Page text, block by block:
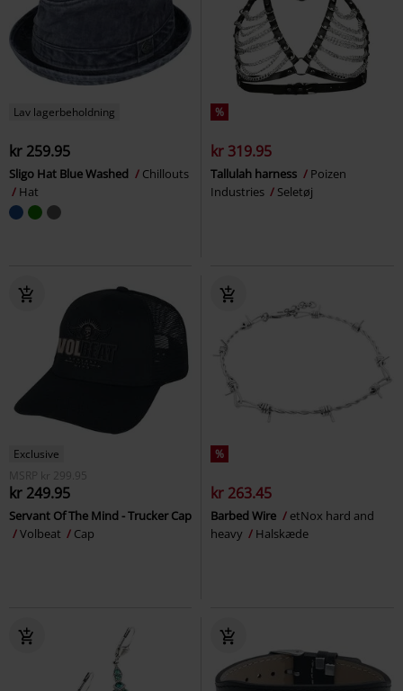
Lav lagerbeholdning
kr 259.95
Sligo Hat Blue Washed
Chillouts
Hat
%
kr 319.95
Tallulah harness
Poizen
Industries
Seletøj
Exclusive
MSRP
kr 299.95
kr 249.95
Servant Of The Mind - Trucker Cap
Volbeat
Cap
%
kr 263.45
Barbed Wire
etNox hard and
heavy
Halskæde